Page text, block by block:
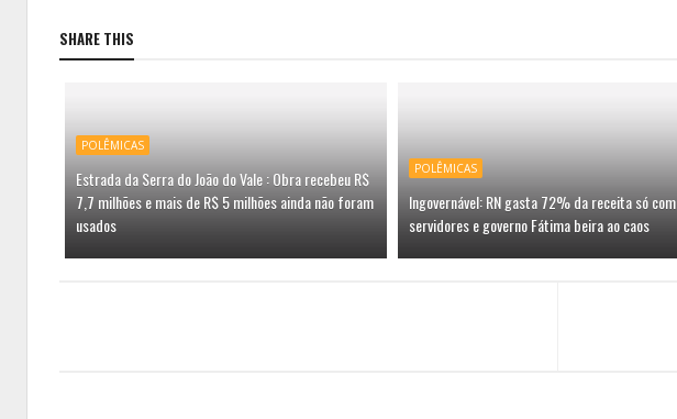
SHARE THIS
POLÊMICAS
Estrada da Serra do João do Vale : Obra recebeu R$
7,7 milhões e mais de R$ 5 milhões ainda não foram
usados
POLÊMICAS
Ingovernável: RN gasta 72% da receita só com
servidores e governo Fátima beira ao caos